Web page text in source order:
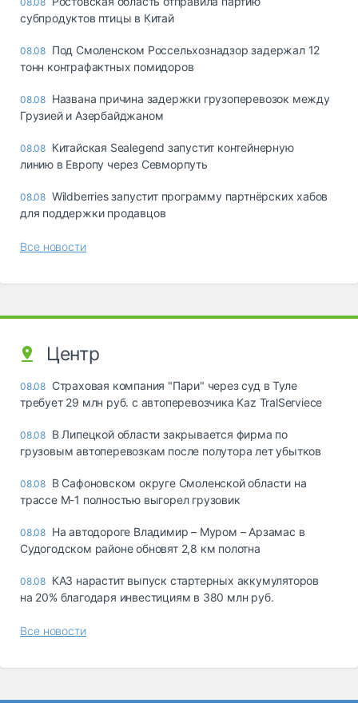
субпродуктов птицы в Китай
08.08 Под Смоленском Россельхознадзор задержал 12
тонн контрафактных помидоров
08.08 Названа причина задержки грузоперевозок между
Грузией и Азербайджаном
08.08 Китайская Sealegend запустит контейнерную
линию в Европу через Севморпуть
08.08 Wildberries запустит программу партнёрских хабов
для поддержки продавцов
Все новости
Центр
08.08 Страховая компания "Пари" через суд в Туле
требует 29 млн руб. с автоперевозчика Kaz TralServiece
08.08 В Липецкой области закрывается фирма по
грузовым автоперевозкам после полутора лет убытков
08.08 В Сафоновском округе Смоленской области на
трассе М-1 полностью выгорел грузовик
08.08 На автодороге Владимир – Муром – Арзамас в
Судогодском районе обновят 2,8 км полотна
08.08 КАЗ нарастит выпуск стартерных аккумуляторов
на 20% благодаря инвестициям в 380 млн руб.
Все новости